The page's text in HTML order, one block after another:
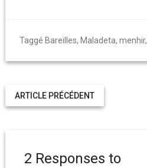
Taggé Bareilles, Maladeta, menhir,
ARTICLE PRÉCÉDENT
2 Responses to